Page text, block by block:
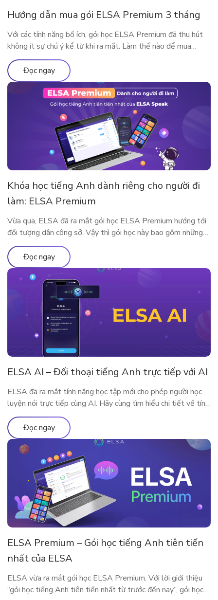
Hướng dẫn mua gói ELSA Premium 3 tháng
Với các tính năng bổ ích, gói học ELSA Premium đã thu hút
không ít sự chú ý kể từ khi ra mắt. Làm thế nào để mua
ELSA Premium 3 tháng?
Đọc ngay
Khóa học tiếng Anh dành riêng cho người đi
làm: ELSA Premium
Vừa qua, ELSA đã ra mắt gói học ELSA Premium hướng tới
đối tượng dân công sở. Vậy thì gói học này bao gồm những
gì? Vì sao ELSA Premium lại phù hợp với người đi làm? Hãy
cùng tìm hiểu qua bài viết sau nhé!
Đọc ngay
ELSA AI – Đối thoại tiếng Anh trực tiếp với AI
ELSA đã ra mắt tính năng học tập mới cho phép người học
luyện nói trực tiếp cùng AI. Hãy cùng tìm hiểu chi tiết về tính
năng qua bài viết
Đọc ngay
ELSA Premium – Gói học tiếng Anh tiên tiến
nhất của ELSA
ELSA vừa ra mắt gói học ELSA Premium. Với lời giới thiệu
“gói học tiếng Anh tiên tiến nhất từ trước đến nay”, gói học